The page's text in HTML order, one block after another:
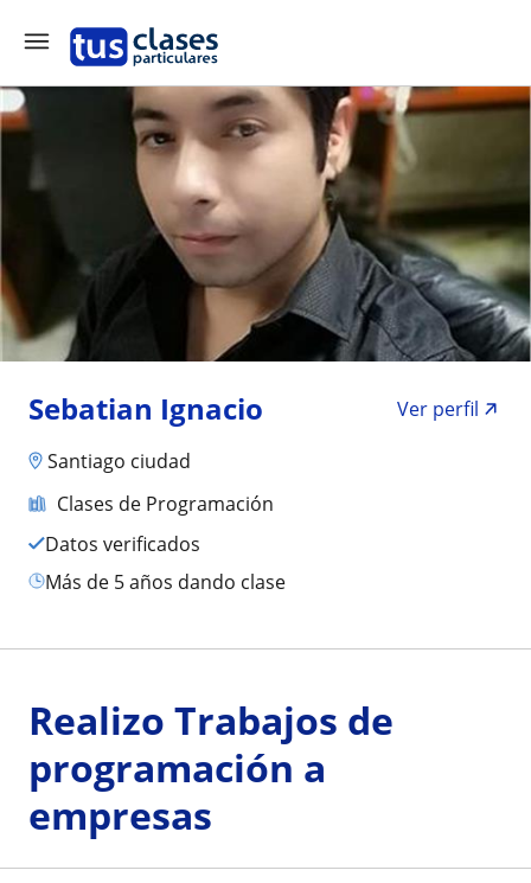
Sebatian Ignacio
Ver perfil
Santiago ciudad
Clases de Programación
Datos verificados
más de 5 años dando clase
Realizo Trabajos de
programación a
empresas